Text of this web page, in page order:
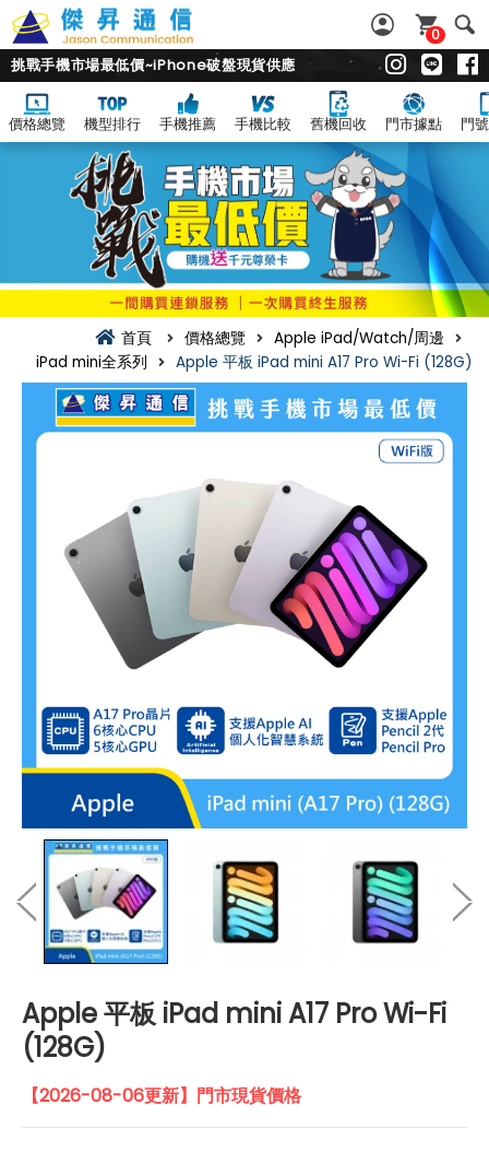
0
挑戰手機市場最低價~iPhone破盤現貨供應
價格總覽 機型排行 手機推薦 手機比較 舊機回收 門市據點 門
首頁 價格總覽
Apple iPad/Watch/周邊
iPad mini全系列
Apple 平板 iPad mini A17 Pro Wi-Fi (128G)
Apple 平板 iPad mini A17 Pro Wi-Fi
(128G)
【2026-08-06更新】門市現貨價格